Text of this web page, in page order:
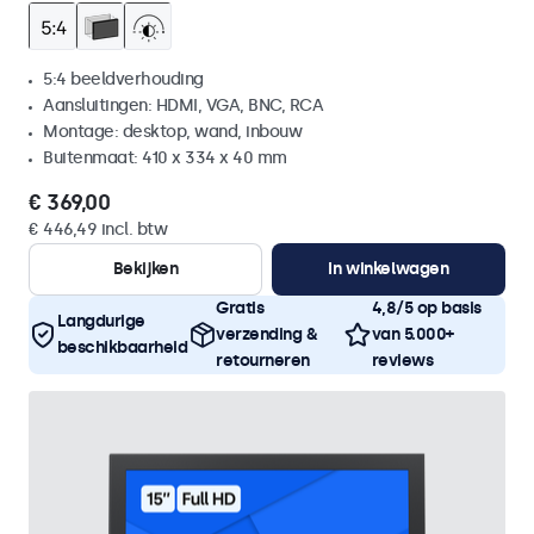
5:4 beeldverhouding
Aansluitingen: HDMI, VGA, BNC, RCA
Montage: desktop, wand, inbouw
Buitenmaat: 410 x 334 x 40 mm
€ 369,00
€ 446,49 incl. btw
Bekijken
In winkelwagen
Langdurige
beschikbaarheid
Gratis
verzending &
retourneren
4,8/5 op basis
van 5.000+
reviews